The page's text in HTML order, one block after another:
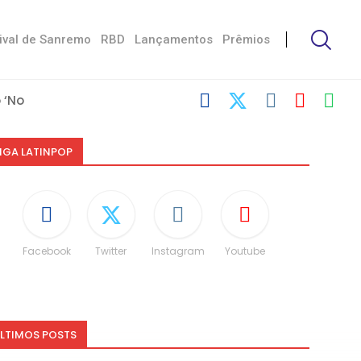
de Sanremo RBD Lançamentos Prêmios
Stress’
LATINPOP
Facebook Twitter Instagram Youtube
POSTS